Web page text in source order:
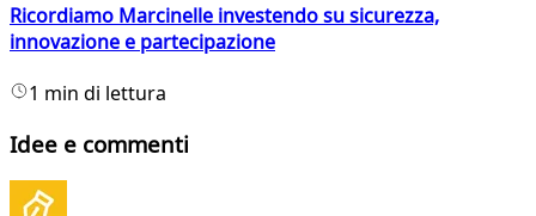
Ricordiamo Marcinelle investendo su sicurezza,
innovazione e partecipazione
1 min di lettura
Idee e commenti